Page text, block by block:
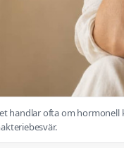
handlar ofta om hormonell